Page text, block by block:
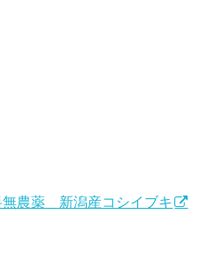
農薬 新潟産コシイブキ